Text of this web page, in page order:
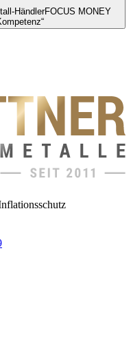
HändlerFOCUS MONEY